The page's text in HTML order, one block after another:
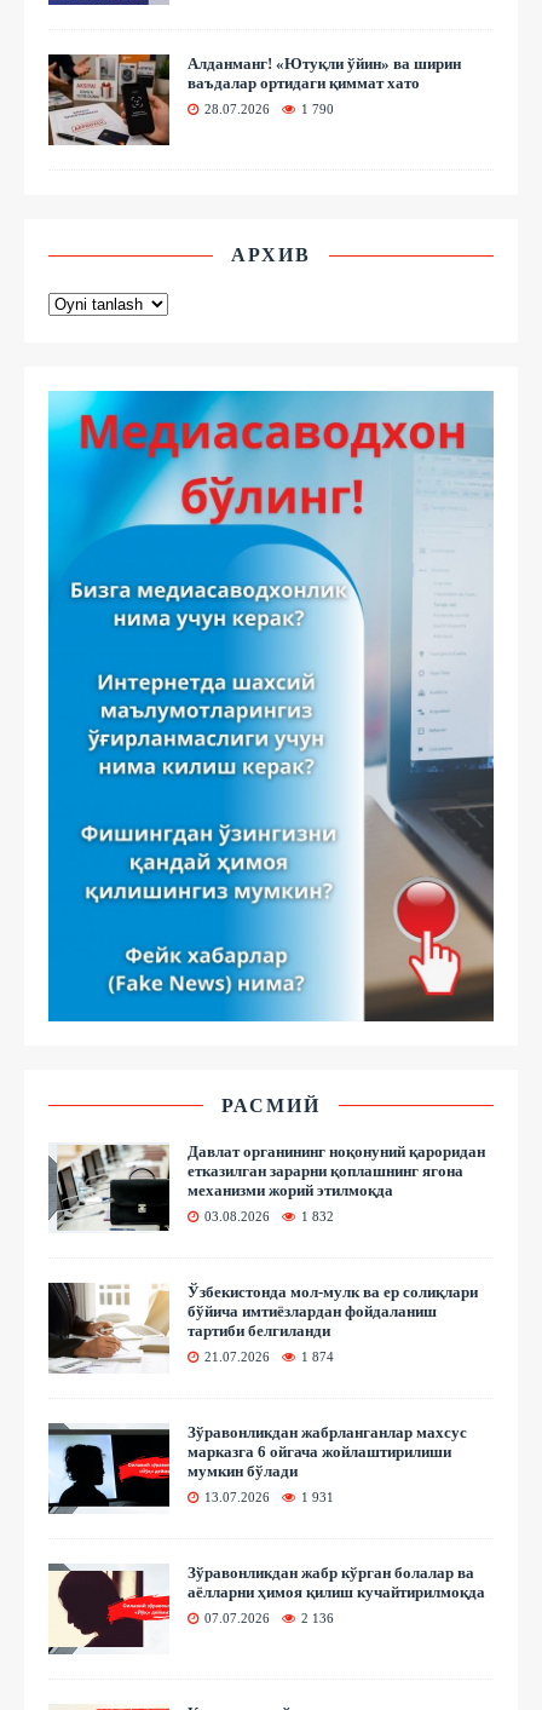
Алданманг! «Ютуқли ўйин» ва ширин
ваъдалар ортидаги қиммат хато
28.07.2026 1 790
АРХИВ
РАСМИЙ
Давлат органининг ноқонуний қароридан
етказилган зарарни қоплашнинг ягона
механизми жорий этилмоқда
03.08.2026 1 832
Ўзбекистонда мол-мулк ва ер солиқлари
бўйича имтиёзлардан фойдаланиш
тартиби белгиланди
21.07.2026 1 874
Зўравонликдан жабрланганлар махсус
марказга 6 ойгача жойлаштирилиши
мумкин бўлади
13.07.2026 1 931
Зўравонликдан жабр кўрган болалар ва
аёлларни ҳимоя қилиш кучайтирилмоқда
07.07.2026 2 136